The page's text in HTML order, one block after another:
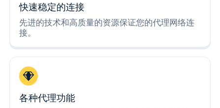
快速稳定的连接
先进的技术和高质量的资源保证您的代理网络连
接。
各种代理功能